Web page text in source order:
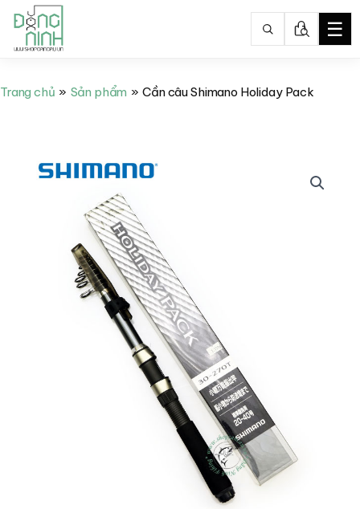
tới
☰
Trang chủ Sản phẩm Cần câu Shimano Holiday Pack